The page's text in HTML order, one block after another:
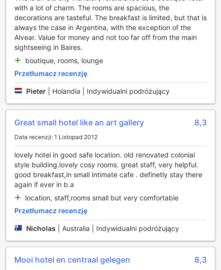
rozwiązaniem dla tych, którzy chcą odkrywać Buenos Aires
w bardziej aktywny sposób. Dzięki tym udogodnieniom, A
Hotel staje się doskonałą bazą wypadową do eksploracji
miasta i jego kultury.
Udogodnienia w Pokoju A Hotel w Buenos Aires
Witamy w A Hotel w sercu Buenos Aires, gdzie komfort i
nowoczesność spotykają się w każdym detalu. Nasze
pokoje są wyposażone w klimatyzację, co zapewnia
idealną temperaturę niezależnie od pory roku. Po długim
zrelaksować się przy ulubionym programie telewizyjnym na
ekranie telewizora z dostępem do kanałów satelitarnych i
kablowych.
Dla Twojej wygody w każdym pokoju znajduje się mini bar,
w którym znajdziesz różnorodne napoje, idealne na
wieczorny relaks. Nie zapomnieliśmy również o
podstawowych potrzebach, takich jak suszarka do włosów,
zestaw kosmetyków oraz świeże ręczniki, które sprawią,
Hotel dbamy o to, aby każdy gość czuł się jak w domu,
oferując najwyższej jakości udogodnienia, które spełnią
wszystkie Twoje oczekiwania.
Buenos Aires
with a lot of charm. The rooms are spacious, the
decorations are tasteful. The breakfast is limited, but that is
always the case in Argentina, with the exception of the
Alvear. Value for money and not too far off from the main
sightseeing in Baires.
boutique, rooms, lounge
Przetłumacz recenzję
Pieter Holandia | Indywidualni podróżujący
Great small hotel like an art gallery 8,3
Data recenzji: 1 Listopad 2012
lovely hotel in good safe location. old renovated colonial
style building.lovely cosy rooms. great staff, very helpful.
good breakfast,in small intimate cafe . definetly stay there
again if ever in b.a
location, staff,rooms small but very comfortable
Przetłumacz recenzję
Nicholas Australia | Indywidualni podróżujący
Mooi hotel en centraal gelegen 8,3